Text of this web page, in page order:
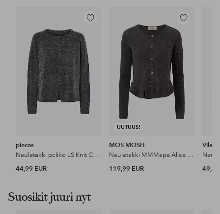
Lisää
pieces
Neuletakki pcIiko LS Knit Cardigan BC
44,99 EUR
UUTUUS!
Lisää
suosikkeihin
MOS MOSH
Neuletakki MMMape Alice Knit Cardigan
119,99 EUR
Vila
49,99
Suosikit juuri nyt